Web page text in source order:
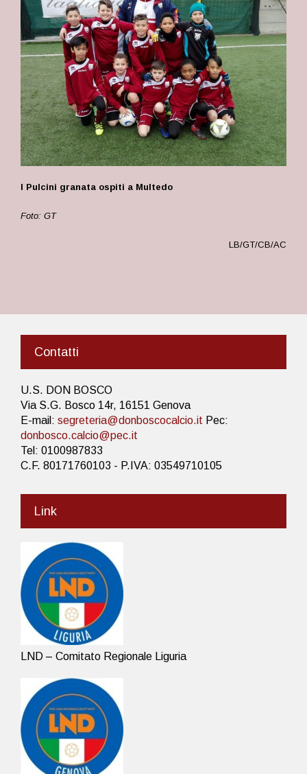
I Pulcini granata ospiti a Multedo
Foto: GT
LB/GT/CB/AC
Contatti
U.S. DON BOSCO
Via S.G. Bosco 14r, 16151 Genova
E-mail: segreteria@donboscocalcio.it Pec:
donbosco.calcio@pec.it
Tel: 0100987833
C.F. 80171760103 - P.IVA: 03549710105
Link
LND – Comitato Regionale Liguria